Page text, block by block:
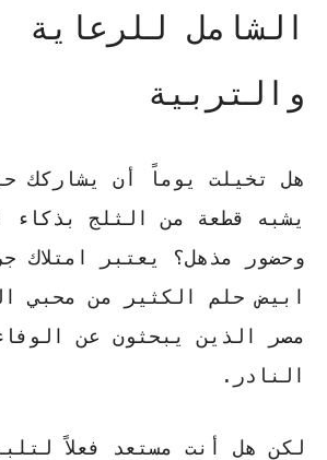
الشامل للرعاية
والتربية
هل تخيلت يوماً أن يشاركك
يشبه قطعة من الثلج بذكاء
وحضور مذهل؟ يعتبر امتلاك
ابيضحلم الكثير من محبي
مصر الذين يبحثون عن
النادر.
لكن هل أنت مستعد فعلاً